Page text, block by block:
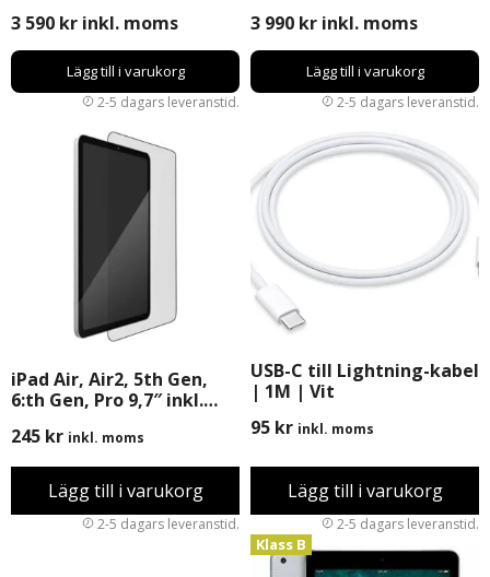
3 590 kr inkl. moms
Lägg till i varukorg
3 990 kr inkl. moms
Lägg till i varukorg
iPad Air, Air2, 5th Gen,
6:th Gen, Pro 9,7″ inkl.
245 kr inkl. moms
Lägg till i varukorg
USB-C till Lightning-kabel
| 1M | Vit
95 kr inkl. moms
Lägg till i varukorg
Klass B